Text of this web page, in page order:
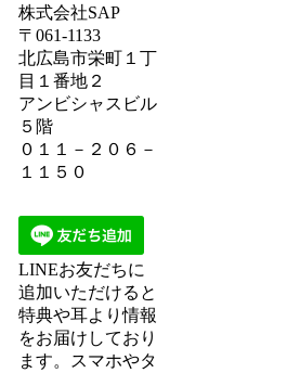
株式会社SAP
〒061-1133
北広島市栄町１丁
目１番地２
アンビシャスビル
５階
０１１－２０６－
１１５０
LINEお友だちに
追加いただけると
特典や耳より情報
をお届けしており
ます。スマホやタ